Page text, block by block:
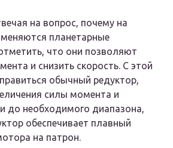
на вопрос, почему на
планетарные
что они позволяют
и снизить скорость. С этой
обычный редуктор,
силы момента и
до необходимого диапазона,
обеспечивает плавный
на патрон.